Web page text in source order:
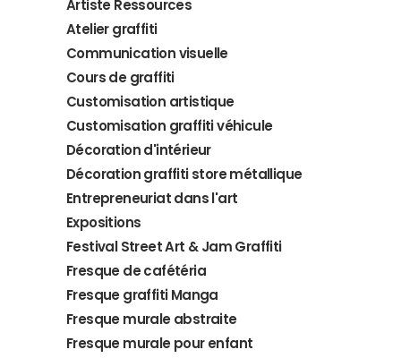
Artiste Ressources
Atelier graffiti
Communication visuelle
Cours de graffiti
Customisation artistique
Customisation graffiti véhicule
Décoration d'intérieur
Décoration graffiti store métallique
Entrepreneuriat dans l'art
Expositions
Festival Street Art & Jam Graffiti
Fresque de cafétéria
Fresque graffiti Manga
Fresque murale abstraite
Fresque murale pour enfant